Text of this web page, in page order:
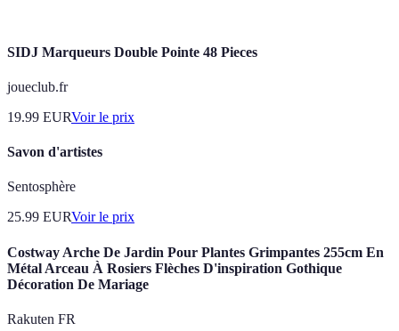
SIDJ Marqueurs Double Pointe 48 Pieces
joueclub.fr
19.99 EURVoir le prix
Savon d'artistes
Sentosphère
25.99 EURVoir le prix
Costway Arche De Jardin Pour Plantes Grimpantes 255cm En
Métal Arceau À Rosiers Flèches D'inspiration Gothique
Décoration De Mariage
Rakuten FR